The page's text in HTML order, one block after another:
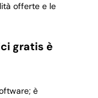
offerte e le
gratis è
è